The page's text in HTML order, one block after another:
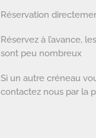
Réservation
Réservez à l’avance,
sont peu nombreux
Si un autre créneau
contactez nous par la